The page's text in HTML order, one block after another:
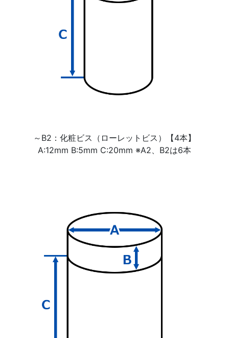
～B2：化粧ビス（ローレットビス）【4本】
A:12mm B:5mm C:20mm ※A2、B2は6本